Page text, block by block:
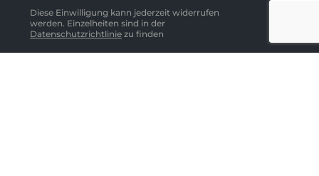
Diese Einwilligung kann jederzeit widerrufen
werden. Einzelheiten sind in der
Datenschutzrichtlinie zu finden